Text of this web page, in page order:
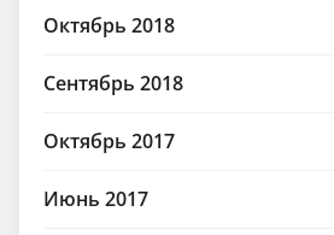
Октябрь 2018
Сентябрь 2018
Октябрь 2017
Июнь 2017